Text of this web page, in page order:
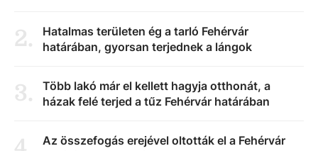
2.
Hatalmas területen ég a tarló Fehérvár
határában, gyorsan terjednek a lángok
3.
Több lakó már el kellett hagyja otthonát, a
házak felé terjed a tűz Fehérvár határában
Az összefogás erejével oltották el a Fehérvár